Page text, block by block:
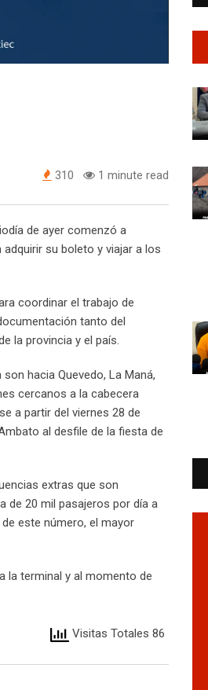
310 1 minute read
de ayer comenzó a
su boleto y viajar a los
coordinar el trabajo de
tanto del
la provincia y el país.
hacia Quevedo, La Maná,
cercanos a la cabecera
a partir del viernes 28 de
al desfile de la fiesta de
extras que son
de 20 mil pasajeros por día a
este número, el mayor
la terminal y al momento de
Visitas Totales 86